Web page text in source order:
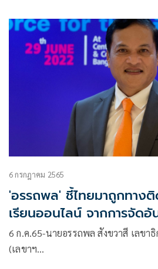
6 กรกฎาคม 2565
'อรรถพล' ชี้ไทยมาถูกทาง
เรียนออนไลน์ จากการจัด
แพลตฟอร์ม Coursera
6 ก.ค.65-นายอรรถพล สังขวาสี เลขา
(เลขาฯ…